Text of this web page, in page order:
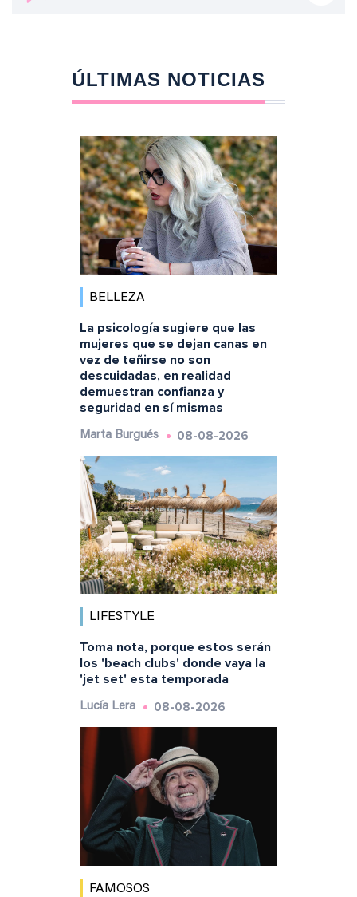
ÚLTIMAS NOTICIAS
BELLEZA
La psicología sugiere que las
mujeres que se dejan canas en
vez de teñirse no son
descuidadas, en realidad
demuestran confianza y
seguridad en sí mismas
Marta Burgués 08-08-2026
LIFESTYLE
Toma nota, porque estos serán
los 'beach clubs' donde vaya la
'jet set' esta temporada
Lucía Lera 08-08-2026
FAMOSOS